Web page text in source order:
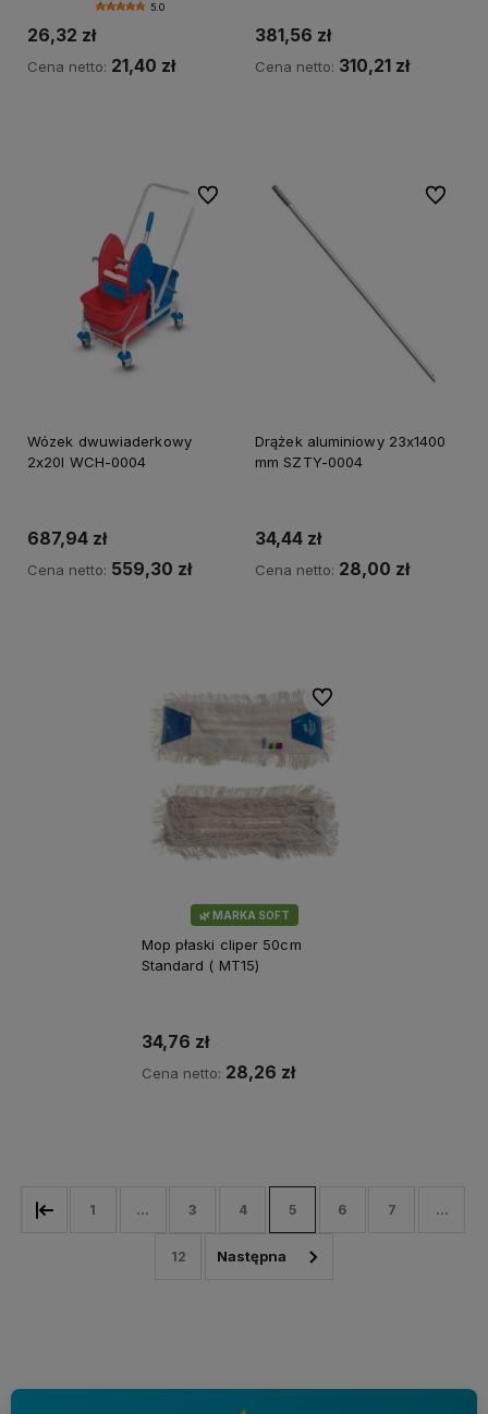
5.0
26,32 zł
Cena netto: 21,40 zł
381,56 zł
Cena netto: 310,21 zł
Wózek dwuwiaderkowy
2x20l WCH-0004
687,94 zł
Cena netto: 559,30 zł
Do ulubionych
Drążek aluminiowy 23x1400
mm SZTY-0004
34,44 zł
Cena netto: 28,00 zł
Do
🌿 MARKA SOFT
Mop płaski cliper 50cm
Standard ( MT15)
34,76 zł
Cena netto: 28,26 zł
Do ulubionych
1 ... 3 4 5 6 7 ...
12